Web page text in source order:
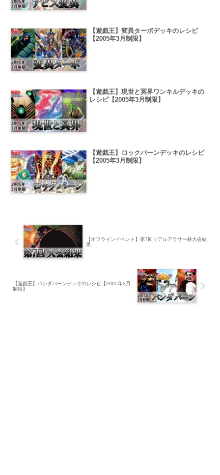
【遊戯王】変異ターボデッキのレシピ
【2005年3月制限】
【遊戯王】現世と冥界ワンキルデッキの
レシピ【2005年3月制限】
【遊戯王】ロックバーンデッキのレシピ
【2005年3月制限】
【オフラインイベント】第7回リアルアラサー杯大会結
果
【遊戯王】パンダバーンデッキのレシピ【2005年3月
制限】